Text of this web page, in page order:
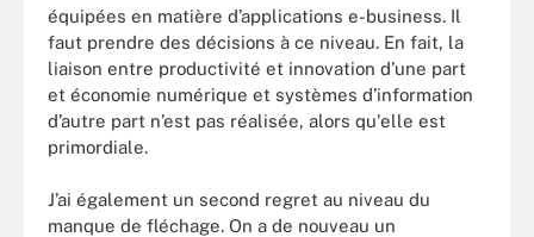
équipées en matière d’applications e-business. Il
faut prendre des décisions à ce niveau. En fait, la
liaison entre productivité et innovation d’une part
et économie numérique et systèmes d’information
d’autre part n’est pas réalisée, alors qu'elle est
primordiale.
J’ai également un second regret au niveau du
manque de fléchage. On a de nouveau un